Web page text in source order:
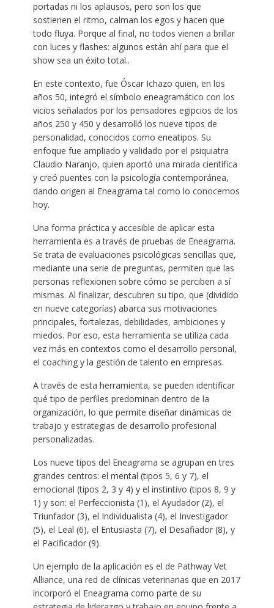
portadas ni los aplausos, pero son los que
sostienen el ritmo, calman los egos y hacen que
todo fluya. Porque al final, no todos vienen a brillar
con luces y flashes: algunos están ahí para que el
show sea un éxito total..
En este contexto, fue Óscar Ichazo quien, en los
años 50, integró el símbolo eneagramático con los
vicios señalados por los pensadores egipcios de los
años 250 y 450 y desarrolló los nueve tipos de
personalidad, conocidos como eneatipos. Su
enfoque fue ampliado y validado por el psiquiatra
Claudio Naranjo, quien aportó una mirada científica
y creó puentes con la psicología contemporánea,
dando origen al Eneagrama tal como lo conocemos
hoy.
Una forma práctica y accesible de aplicar esta
herramienta es a través de pruebas de Eneagrama.
Se trata de evaluaciones psicológicas sencillas que,
mediante una serie de preguntas, permiten que las
personas reflexionen sobre cómo se perciben a sí
mismas. Al finalizar, descubren su tipo, que (dividido
en nueve categorías) abarca sus motivaciones
principales, fortalezas, debilidades, ambiciones y
miedos. Por eso, esta herramienta se utiliza cada
vez más en contextos como el desarrollo personal,
el coaching y la gestión de talento en empresas.
A través de esta herramienta, se pueden identificar
qué tipo de perfiles predominan dentro de la
organización, lo que permite diseñar dinámicas de
trabajo y estrategias de desarrollo profesional
personalizadas.
Los nueve tipos del Eneagrama se agrupan en tres
grandes centros: el mental (tipos 5, 6 y 7), el
emocional (tipos 2, 3 y 4) y el instintivo (tipos 8, 9 y
1) y son: el Perfeccionista (1), el Ayudador (2), el
Triunfador (3), el Individualista (4), el Investigador
(5), el Leal (6), el Entusiasta (7), el Desafiador (8), y
el Pacificador (9).
Un ejemplo de la aplicación es el de Pathway Vet
Alliance, una red de clínicas veterinarias que en 2017
incorporó el Eneagrama como parte de su